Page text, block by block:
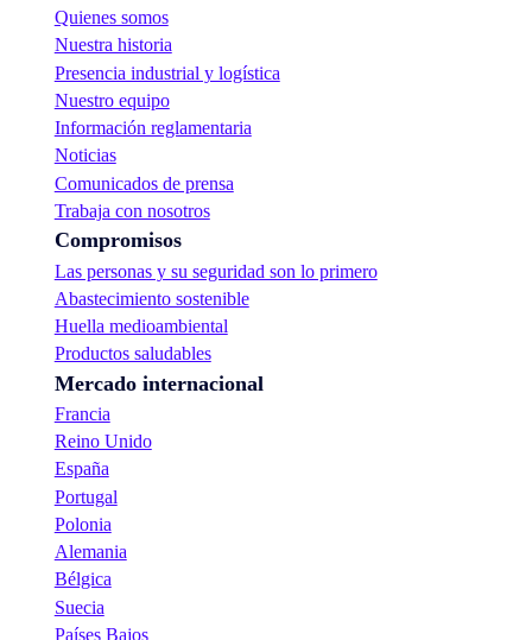
Quienes somos
Nuestra historia
Presencia industrial y logística
Nuestro equipo
Información reglamentaria
Noticias
Comunicados de prensa
Trabaja con nosotros
Compromisos
Las personas y su seguridad son lo primero
Abastecimiento sostenible
Huella medioambiental
Productos saludables
Mercado internacional
Francia
Reino Unido
España
Portugal
Polonia
Alemania
Bélgica
Suecia
Países Bajos